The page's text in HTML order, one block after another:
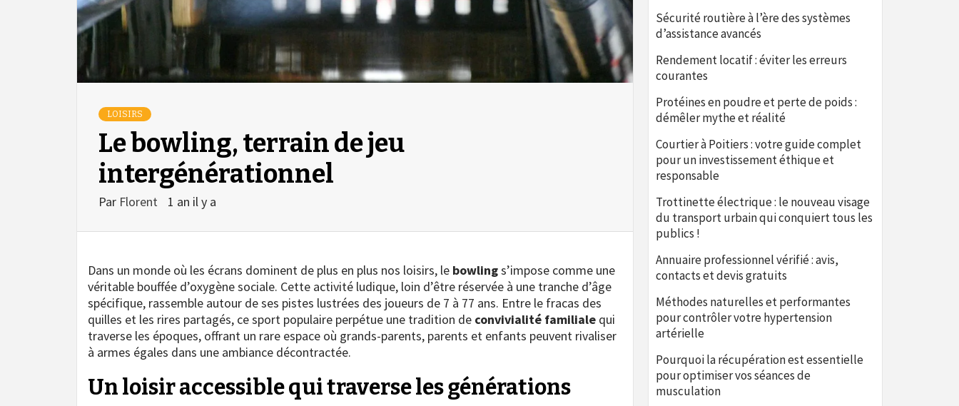
LOISIRS
Le bowling, terrain de jeu
intergénérationnel
Par Florent 1 an il y a
Dans un monde où les écrans dominent de plus en plus nos loisirs, le bowlings’impose comme une
véritable bouffée d’oxygène sociale. Cette activité ludique, loin d’être réservée à une tranche d’âge
spécifique, rassemble autour de ses pistes lustrées des joueurs de 7 à 77 ans. Entre le fracas des
quilles et les rires partagés, ce sport populaire perpétue une tradition de convivialité familiale qui
traverse les époques, offrant un rare espace où grands-parents, parents et enfants peuvent rivaliser
à armes égales dans une ambiance décontractée.
Un loisir accessible qui traverse les générations
Sécurité routière à l’ère des systèmes
d’assistance avancés
Rendement locatif : éviter les erreurs
courantes
Protéines en poudre et perte de poids :
démêler mythe et réalité
Courtier à Poitiers : votre guide complet
pour un investissement éthique et
responsable
Trottinette électrique : le nouveau visage
du transport urbain qui conquiert tous les
publics !
Annuaire professionnel vérifié : avis,
contacts et devis gratuits
Méthodes naturelles et performantes
pour contrôler votre hypertension
artérielle
Pourquoi la récupération est essentielle
pour optimiser vos séances de
musculation